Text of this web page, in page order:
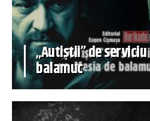
„Autiștii” de
balamuc